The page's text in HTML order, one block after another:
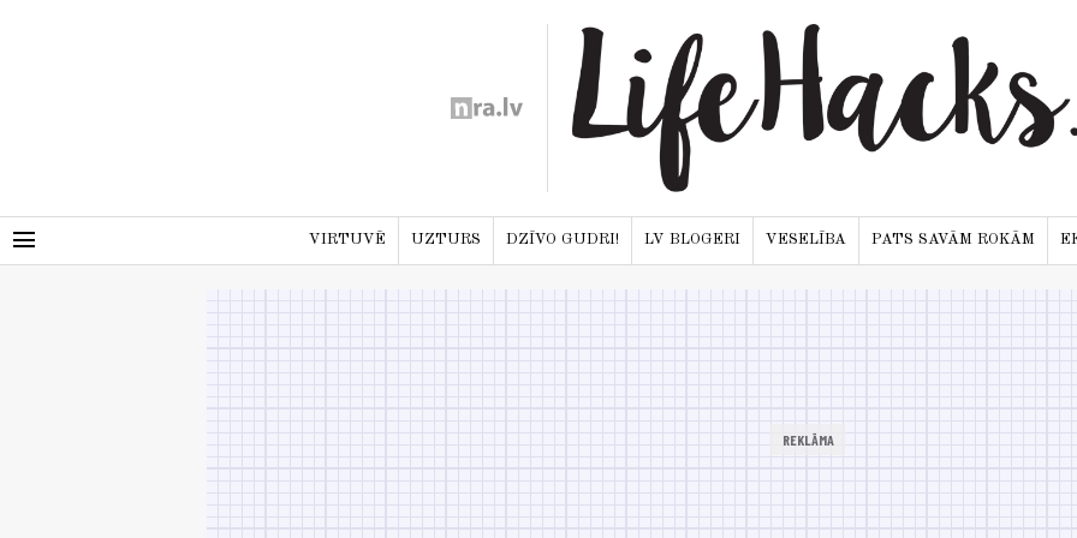
menu VIRTUVĒ UZTURS DZĪVO GUDRI! LV BLOGERI VESELĪBA PATS SAVĀM ROKĀM